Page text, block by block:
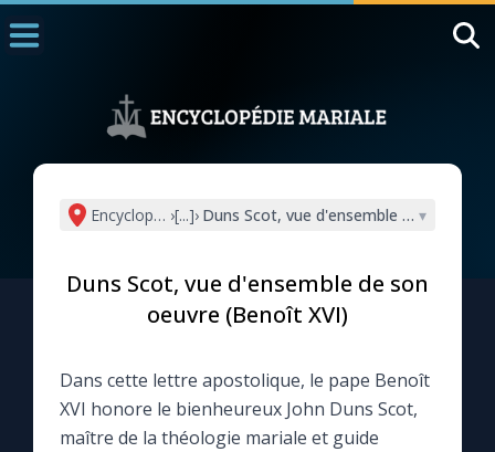
L'actualité de la semaine
La newsletter
Encyclopédie mariale
›[...]› Duns Scot, vue d'ensemble de son
▾
Duns Scot, vue d'ensemble de son
oeuvre (Benoît XVI)
Dans cette lettre apostolique, le pape Benoît
XVI honore le bienheureux John Duns Scot,
maître de la théologie mariale et guide